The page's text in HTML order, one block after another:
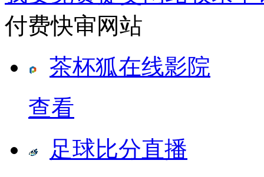
付费快审网站
茶杯狐在线影院
查看
足球比分直播